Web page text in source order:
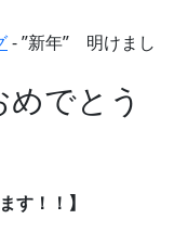
-”新年” 明けまし
でとう
す！！】